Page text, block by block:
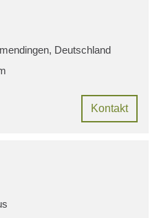
Deutschland
Kontakt